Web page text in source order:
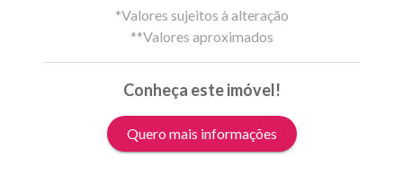
*Valores sujeitos à alteração
**Valores aproximados
Conheça este imóvel!
Quero mais informações